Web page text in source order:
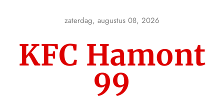
zaterdag, augustus 08, 2026
KFC Hamont
99